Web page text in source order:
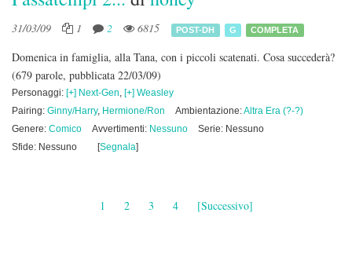
31/03/09 1 2 6815 POST-DH G COMPLETA
Domenica in famiglia, alla Tana, con i piccoli scatenati. Cosa succederà?
(679 parole, pubblicata 22/03/09)
Personaggi: [+] Next-Gen, [+] Weasley
Pairing: Ginny/Harry, Hermione/Ron Ambientazione:Altra Era (?-?)
Genere: Comico Avvertimenti: Nessuno
Serie: Nessuno
Sfide: Nessuno
[Segnala]
1 2 3 4 [Successivo]